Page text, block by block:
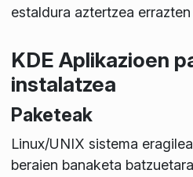
estaldura aztertzea
KDE Aplikazioen
instalatzea
Paketeak
Linux/UNIX sistema
beraien banaketa